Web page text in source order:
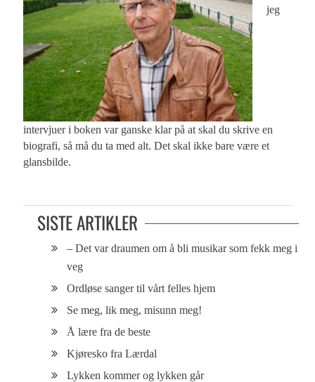
jeg
intervjuer i boken var ganske klar på at skal du skrive en
biografi, så må du ta med alt. Det skal ikke bare være et
glansbilde.
SISTE ARTIKLER
– Det var draumen om å bli musikar som fekk meg i
veg
Ordløse sanger til vårt felles hjem
Se meg, lik meg, misunn meg!
Å lære fra de beste
Kjøresko fra Lærdal
Lykken kommer og lykken går